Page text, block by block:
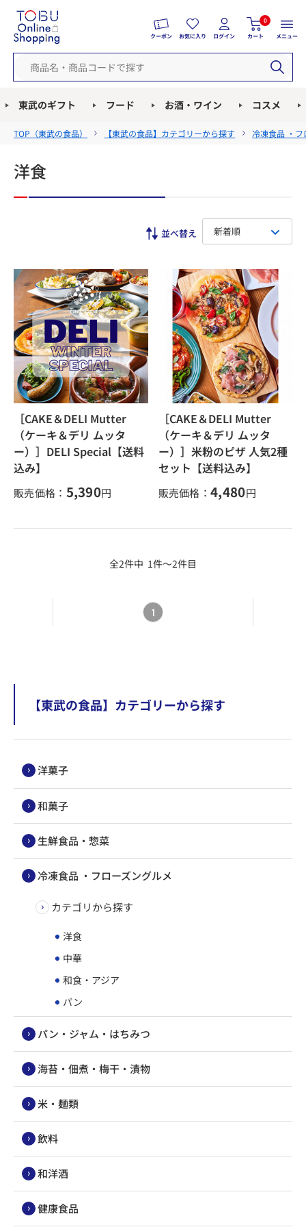
クーポン お気に入り ログイン
0
カート メニュー
東武のギフト フード お酒・ワイン コスメ
TOP（東武の食品） 【東武の食品】カテゴリーから探す 冷凍食品 ・フ
【東武の食品】カテゴリーから探す
洋菓子
和菓子
生鮮食品・惣菜
冷凍食品 ・フローズングルメ
カテゴリから探す
洋食
中華
和食・アジア
パン
パン・ジャム・はちみつ
海苔・佃煮・梅干・漬物
米・麺類
飲料
和洋酒
健康食品
洋食
新着順
［CAKE＆DELI Mutter
（ケーキ＆デリ ムッタ
ー）］DELI Special【送料
込み】
販売価格： 5,390円
［CAKE＆DELI Mutter
（ケーキ＆デリ ムッタ
ー）］米粉のピザ 人気2種
セット【送料込み】
販売価格： 4,480円
全2件中 1件～2件目
1